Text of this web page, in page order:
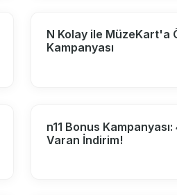
N Kolay ile MüzeKart'a
Kampanyası
n11 Bonus
Varan İndirim!